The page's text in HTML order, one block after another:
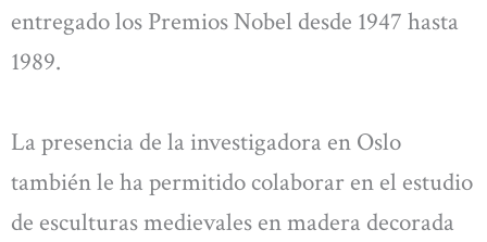
entregado los Premios Nobel desde 1947 hasta
1989.
La presencia de la investigadora en Oslo
también le ha permitido colaborar en el estudio
de esculturas medievales en madera decorada